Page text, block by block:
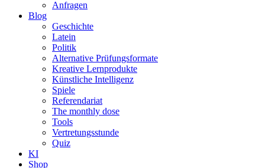
Anfragen
Blog
Geschichte
Latein
Politik
Alternative Prüfungsformate
Kreative Lernprodukte
Künstliche Intelligenz
Spiele
Referendariat
The monthly dose
Tools
Vertretungsstunde
Quiz
KI
Shop